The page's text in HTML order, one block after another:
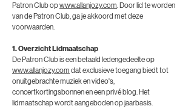
Patron Club opwww.allanjozy.com. Door lid te worden
van de Patron Club, ga je akkoord met deze
voorwaarden.
1. Overzicht Lidmaatschap
De Patron Club is een betaald ledengedeelte op
www.allanjozy.com dat exclusieve toegang biedt tot
onuitgebrachte muziek en video's,
concertkortingsbonnen en een privé blog. Het
lidmaatschap wordt aangeboden op jaarbasis.